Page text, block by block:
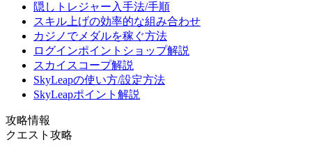
隠しトレジャー入手法/手順
スキル上げの効率的な組み合わせ
カジノでメダルを稼ぐ方法
ログインポイントショップ解説
スカイスコープ解説
SkyLeapの使い方/設定方法
SkyLeapポイント解説
攻略情報
クエスト攻略